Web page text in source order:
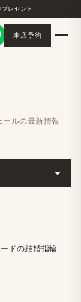
レゼント
来店予約
ルの最新情報
ドの結婚指輪